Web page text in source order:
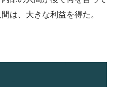
は、大きな利益を得た。